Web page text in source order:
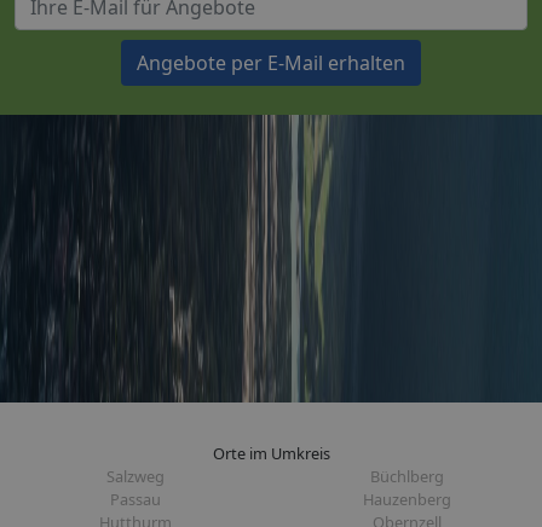
Angebote per E-Mail erhalten
Orte im Umkreis
Salzweg
Büchlberg
Passau
Hauzenberg